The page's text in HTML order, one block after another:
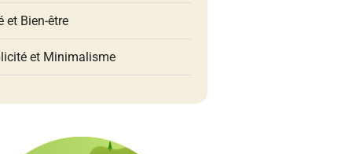
et Bien-être
et Minimalisme